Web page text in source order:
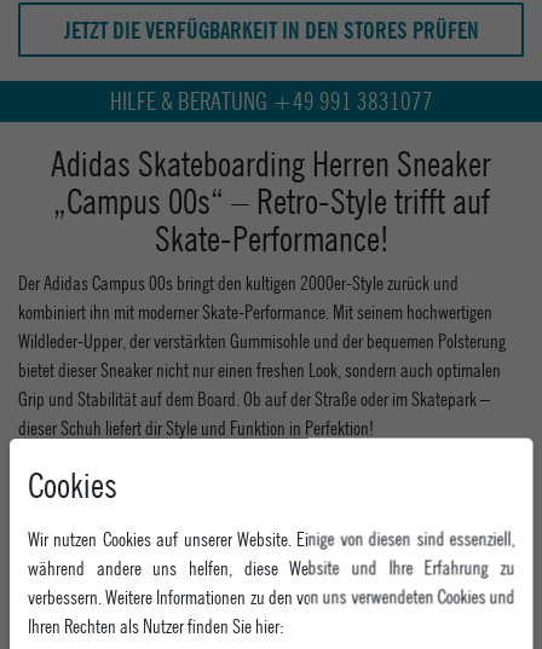
JETZT DIE VERFÜGBARKEIT IN DEN STORES PRÜFEN
HILFE & BERATUNG +49 991 3831077
Adidas Skateboarding Herren Sneaker
„Campus 00s“ – Retro-Style trifft auf
Skate-Performance!
Der Adidas Campus 00s bringt den kultigen 2000er-Style zurück und
kombiniert ihn mit moderner Skate-Performance. Mit seinem hochwertigen
Wildleder-Upper, der verstärkten Gummisohle und der bequemen Polsterung
bietet dieser Sneaker nicht nur einen freshen Look, sondern auch optimalen
Grip und Stabilität auf dem Board. Ob auf der Straße oder im Skatepark –
dieser Schuh liefert dir Style und Funktion in Perfektion!
Inspiriert von den 2000ern – cooler Retro-Skate-Look
Strapazierfähiges Wildleder-Upper – langlebig & hochwertig
Verstärkte Gummisohle – für maximalen Grip & Kontrolle
Bequeme Polsterung – für ultimativen Tragekomfort
Adidas 3-Streifen-Design – klassischer Signature-Look
Material: 100% Mischgewebe
Cookies
Wir nutzen Cookies auf unserer Website. Einige von diesen sind essenziell,
während andere uns helfen, diese Website und Ihre Erfahrung zu
verbessern. Weitere Informationen zu den von uns verwendeten Cookies und
Ihren Rechten als Nutzer finden Sie hier: